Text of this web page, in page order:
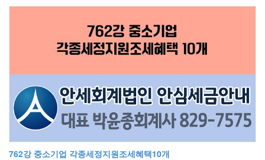
762강 중소기업 각종세정지원조세혜택10개